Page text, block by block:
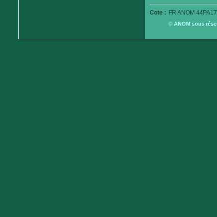
Cote : FR ANOM
© ANOM sous